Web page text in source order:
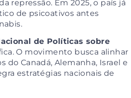
repressão. Em 2025, o país já
de psicoativos antes
de Políticas sobre
O movimento busca alinhar
do Canadá, Alemanha, Israel e
estratégias nacionais de